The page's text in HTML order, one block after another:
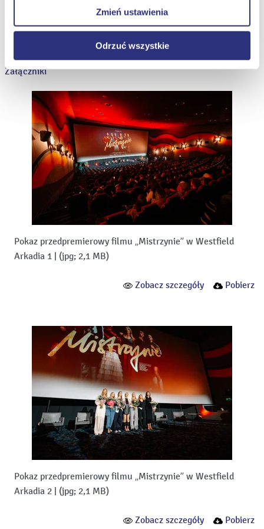
Zmień ustawienia
Odrzuć wszystkie
Zapisz się
Załączniki
Pokaz przedpremierowy filmu „Mistrzynie” w Westfield
Arkadia 1
(jpg; 2,1 MB)
Zobacz szczegóły Pobierz
Pokaz przedpremierowy filmu „Mistrzynie” w Westfield
Arkadia 2
(jpg; 2,1 MB)
Zobacz szczegóły Pobierz